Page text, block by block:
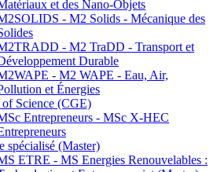
et des Nano-Objets
- M2 Solids - Mécanique des
- M2 TraDD - Transport et
Durable
- M2 WAPE - Eau, Air,
et Énergies
of Science (CGE)
Entrepreneurs - MSc X-HEC
spécialisé (Master)
ETRE - MS Energies Renouvelables :